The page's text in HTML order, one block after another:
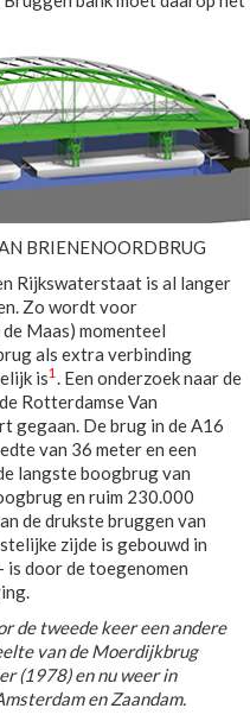
BRIENENOORDBRUG
Rijkswaterstaat is al langer
Zo wordt voor
Maas) momenteel
als extra verbinding
is1 . Een onderzoek naar de
Rotterdamse Van
gegaan. De brug in de A16
van 36 meter en een
langste boogbrug van
en ruim 230.000
de drukste bruggen van
zijde is gebouwd in
is door de toegenomen
de tweede keer een andere
van de Moerdijkbrug
(1978) en nu weer in
en Zaandam.